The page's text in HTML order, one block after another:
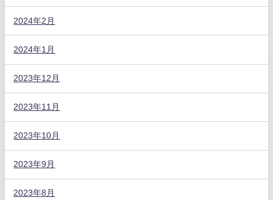
2024年2月
2024年1月
2023年12月
2023年11月
2023年10月
2023年9月
2023年8月